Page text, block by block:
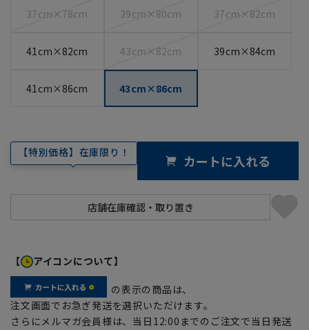
37cm×78cm 39cm×80cm 37cm×82cm
41cm×82cm 43cm×82cm 39cm×84cm
41cm×86cm 43cm×86cm
【特別価格】在庫限り！ カートに入れる
【 アイコンについて】
の表示の商品は、
注文画面でお急ぎ発送を選択いただけます。
さらにメルマガ会員様は、当日12:00までのご注文で当日発送